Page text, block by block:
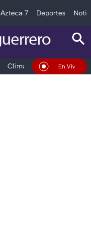
Azteca 7 Deportes
Clima DeportesEn Vivo